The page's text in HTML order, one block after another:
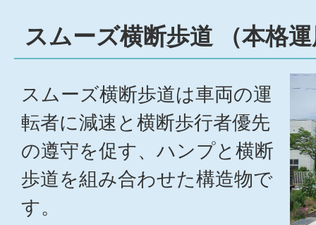
スムーズ横断歩道 （本格
スムーズ横断歩道は車両の運
転者に減速と横断歩行者優先
の遵守を促す、ハンプと横断
歩道を組み合わせた構造物で
す。